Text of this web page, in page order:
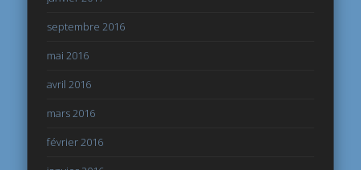
septembre 2016
mai 2016
avril 2016
mars 2016
février 2016